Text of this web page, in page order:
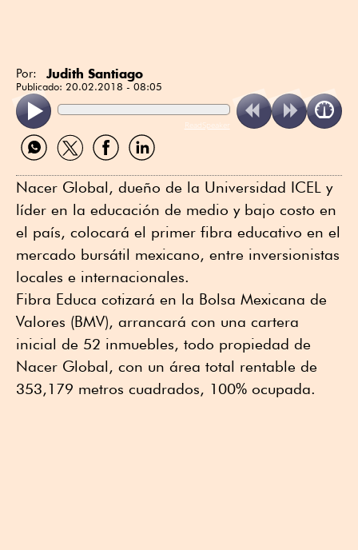
Por: Judith Santiago
Publicado: 20.02.2018 - 08:05
ReadSpeaker
Compartir
por
Compartir
por
Compartir
por
Compartir
por
Nacer Global, dueño de la Universidad ICEL y
líder en la educación de medio y bajo costo en
el país, colocará el primer fibra educativo en el
mercado bursátil mexicano, entre inversionistas
locales e internacionales.
Fibra Educa cotizará en la Bolsa Mexicana de
Valores (BMV), arrancará con una cartera
inicial de 52 inmuebles, todo propiedad de
Nacer Global, con un área total rentable de
353,179 metros cuadrados, 100% ocupada.